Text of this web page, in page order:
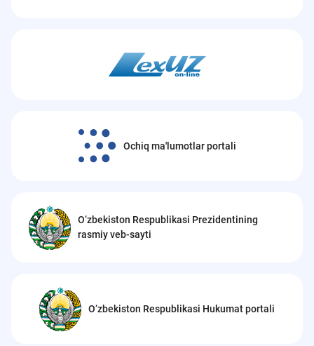
Ochiq ma'lumotlar portali
O‘zbekiston Respublikasi Prezidentining
rasmiy veb-sayti
O‘zbekiston Respublikasi Hukumat portali